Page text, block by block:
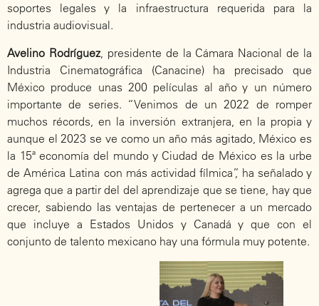
soportes legales y la infraestructura requerida para la
industria audiovisual.
Avelino Rodríguez, presidente de la Cámara Nacional de la
Industria Cinematográfica (Canacine) ha precisado que
México produce unas 200 películas al año y un número
importante de series. “Venimos de un 2022 de romper
muchos récords, en la inversión extranjera, en la propia y
aunque el 2023 se ve como un año más agitado, México es
la 15ª economía del mundo y Ciudad de México es la urbe
de América Latina con más actividad fílmica”, ha señalado y
agrega que a partir del del aprendizaje que se tiene, hay que
crecer, sabiendo las ventajas de pertenecer a un mercado
que incluye a Estados Unidos y Canadá y que con el
conjunto de talento mexicano hay una fórmula muy potente.